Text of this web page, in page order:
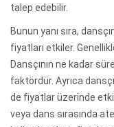
talep edebilir.
Bunun yanı sıra,
fiyatları etkiler.
Dansçının ne kadar
faktördür. Ayrıca
de fiyatlar üzerinde
veya dans sırasında